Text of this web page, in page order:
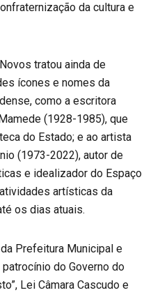
da cultura e
tratou ainda de
ícones e nomes da
como a escritora
(1928-1985), que
do Estado; e ao artista
(1973-2022), autor de
e idealizador do Espaço
artísticas da
os dias atuais.
Prefeitura Municipal e
patrocínio do Governo do
Lei Câmara Cascudo e